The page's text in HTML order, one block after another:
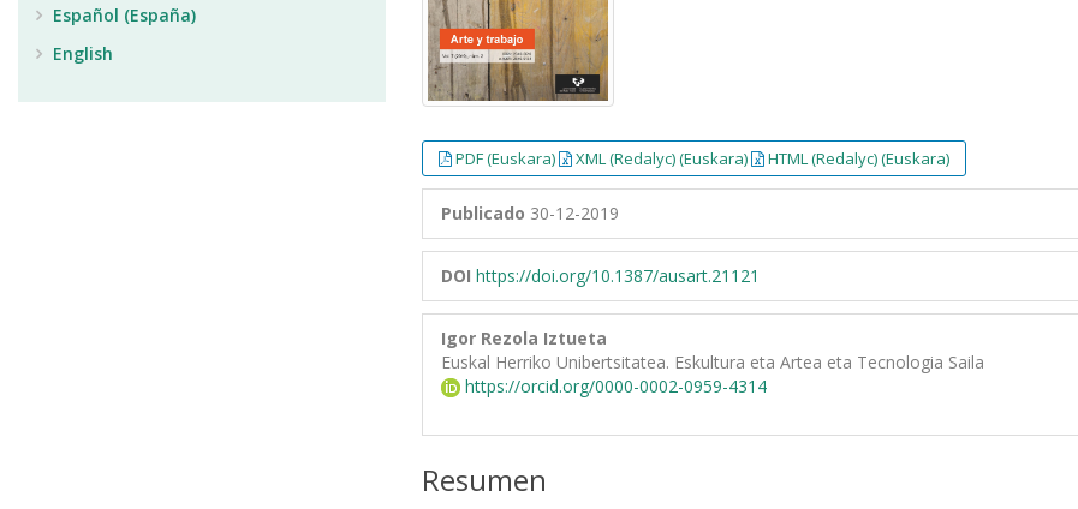
PDF (Euskara) XML (Redalyc) (Euskara) HTML (Redalyc) (Euskara)
Publicado 30-12-2019
DOI https://doi.org/10.1387/ausart.21121
Igor Rezola Iztueta
Euskal Herriko Unibertsitatea. Eskultura eta Artea eta Tecnologia Saila
https://orcid.org/0000-0002-0959-4314
Resumen
Español (España)
English